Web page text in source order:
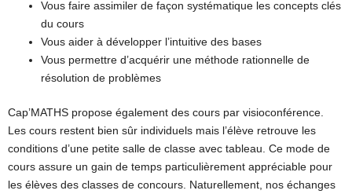
Vous faire assimiler de façon systématique les concepts clés
du cours
Vous aider à développer l’intuitive des bases
Vous permettre d’acquérir une méthode rationnelle de
résolution de problèmes
Cap’MATHS propose également des cours par visioconférence.
Les cours restent bien sûr individuels mais l’élève retrouve les
conditions d’une petite salle de classe avec tableau. Ce mode de
cours assure un gain de temps particulièrement appréciable pour
les élèves des classes de concours. Naturellement, nos échanges